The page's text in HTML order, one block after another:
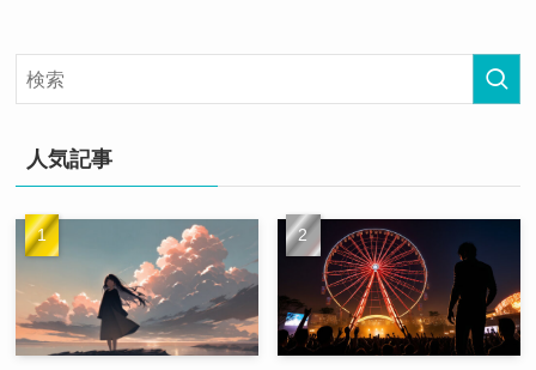
人気記事